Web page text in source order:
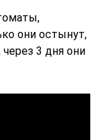
они остынут,
3 дня они